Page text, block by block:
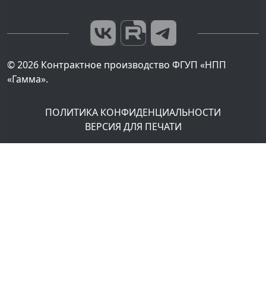
© 2026 Контрактное производство ФГУП «НПП
«Гамма».
ПОЛИТИКА КОНФИДЕНЦИАЛЬНОСТИ
ВЕРСИЯ ДЛЯ ПЕЧАТИ